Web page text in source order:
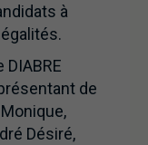
à
de
Désiré,